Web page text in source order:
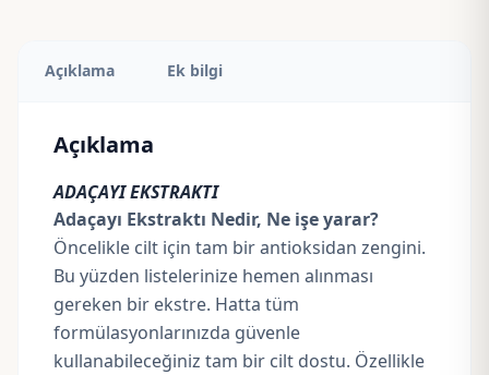
Açıklama Ek bilgi
Açıklama
ADAÇAYI EKSTRAKTI
Adaçayı Ekstraktı Nedir, Ne işe yarar?
Öncelikle cilt için tam bir antioksidan zengini.
Bu yüzden listelerinize hemen alınması
gereken bir ekstre. Hatta tüm
formülasyonlarınızda güvenle
kullanabileceğiniz tam bir cilt dostu. Özellikle